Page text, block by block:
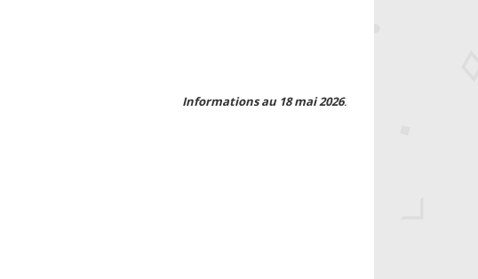
Informations au 18 mai 2026.